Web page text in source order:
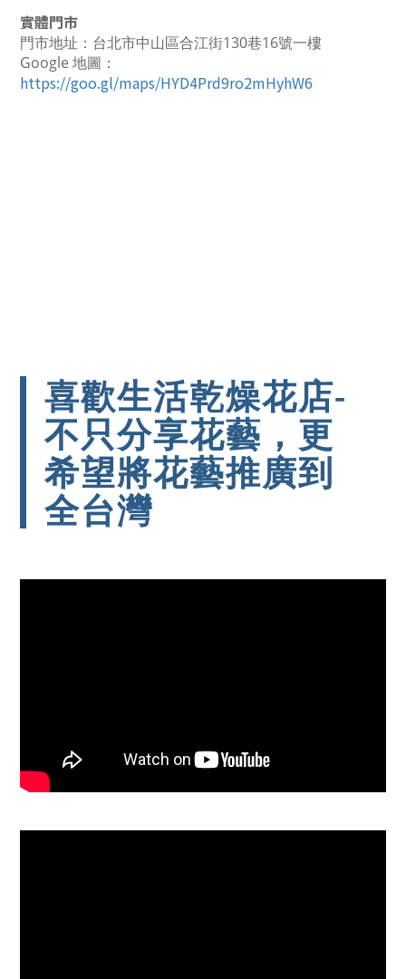
實體門市
門市地址：台北市中山區合江街130巷16號一樓
Google 地圖：
https://goo.gl/maps/HYD4Prd9ro2mHyhW6
喜歡生活乾燥花店-
不只分享花藝，更
希望將花藝推廣到
全台灣